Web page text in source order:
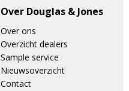
Over Douglas & Jones
Over ons
Overzicht dealers
Sample service
Nieuwsoverzicht
Contact